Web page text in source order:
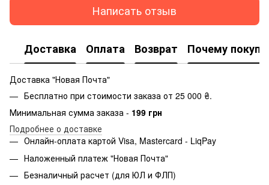
Написать отзыв
Доставка Оплата Возврат Почему
Доставка "Новая Почта"
Бесплатно при стоимости заказа от 25 000 ₴.
Минимальная сумма заказа - 199 грн
Подробнее о доставке
Онлайн-оплата картой Visa, Mastercard - LiqPay
Наложенный платеж "Новая Почта"
Безналичный расчет (для ЮЛ и ФЛП)